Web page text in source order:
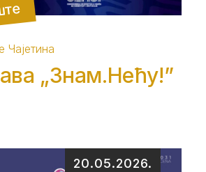
Чајетина
„Знам.Нећу!”
20.05.2026.